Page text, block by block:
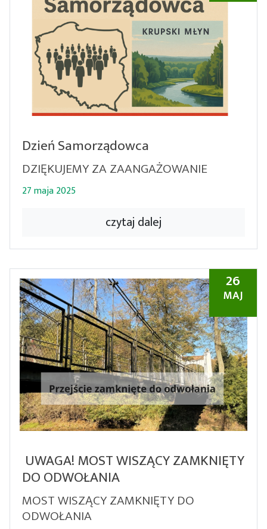
Dzień Samorządowca
DZIĘKUJEMY ZA ZAANGAŻOWANIE
27 maja 2025
czytaj dalej
26
MAJ
UWAGA! MOST WISZĄCY ZAMKNIĘTY
DO ODWOŁANIA
MOST WISZĄCY ZAMKNIĘTY DO
ODWOŁANIA